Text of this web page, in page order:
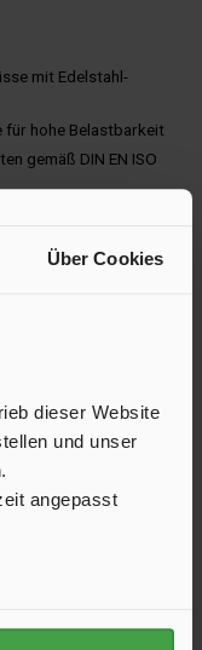
Über Cookies
dieser Website
und unser
angepasst
mit Edelstahl-
für hohe Belastbarkeit
gemäß DIN EN ISO
hose l…